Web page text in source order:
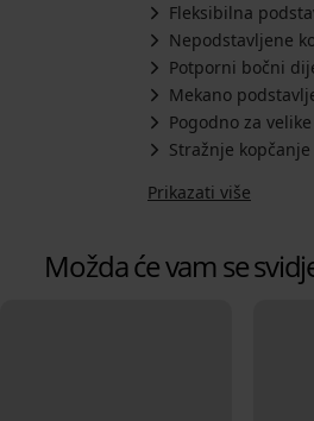
Fleksibilna
Nepodstavljene
Potporni bočni
Mekano
Pogodno za
Stražnje
Prikazati više
Možda će vam se